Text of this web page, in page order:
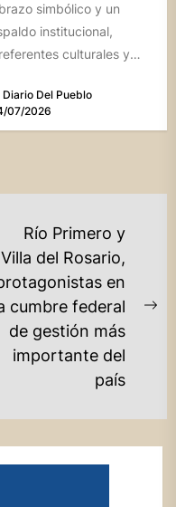
simbólico y un
institucional,
culturales y
visibilizaron la...
Diario Del Pueblo
07/2026
Río Primero y
Villa del Rosario,
en
cumbre federal
de gestión más
importante del
país